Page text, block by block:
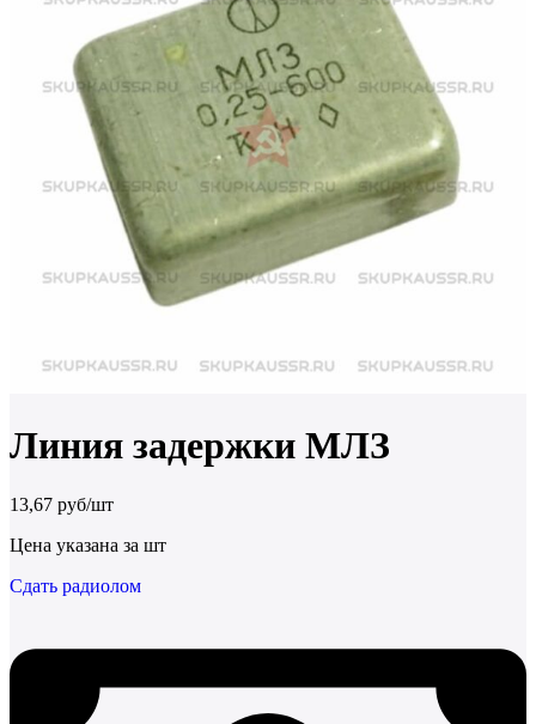
Линия задержки МЛЗ
13,67 руб/шт
Цена указана за шт
Сдать радиолом